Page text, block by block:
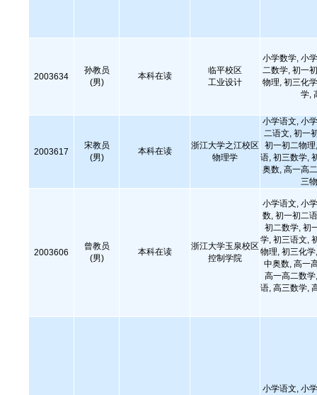
2003634
孙教员
(男)
本科在读
临平校区
工业设计
小学数学, 小
二数学, 初一
物理, 初三化
学,
2003617
宋教员
(男)
本科在读
浙江大学之江校区
物理学
小学语文, 小
二语文, 初一
初一初二物
语, 初三数学,
奥数, 高一高
三
2003606
曾教员
(男)
本科在读
浙江大学玉泉校区
控制学院
小学语文, 小
数, 初一初二
初二数学, 初
学, 初三语文,
物理, 初三化
中奥数, 高一
高一高二数
语, 高三数学,
小学语文, 小